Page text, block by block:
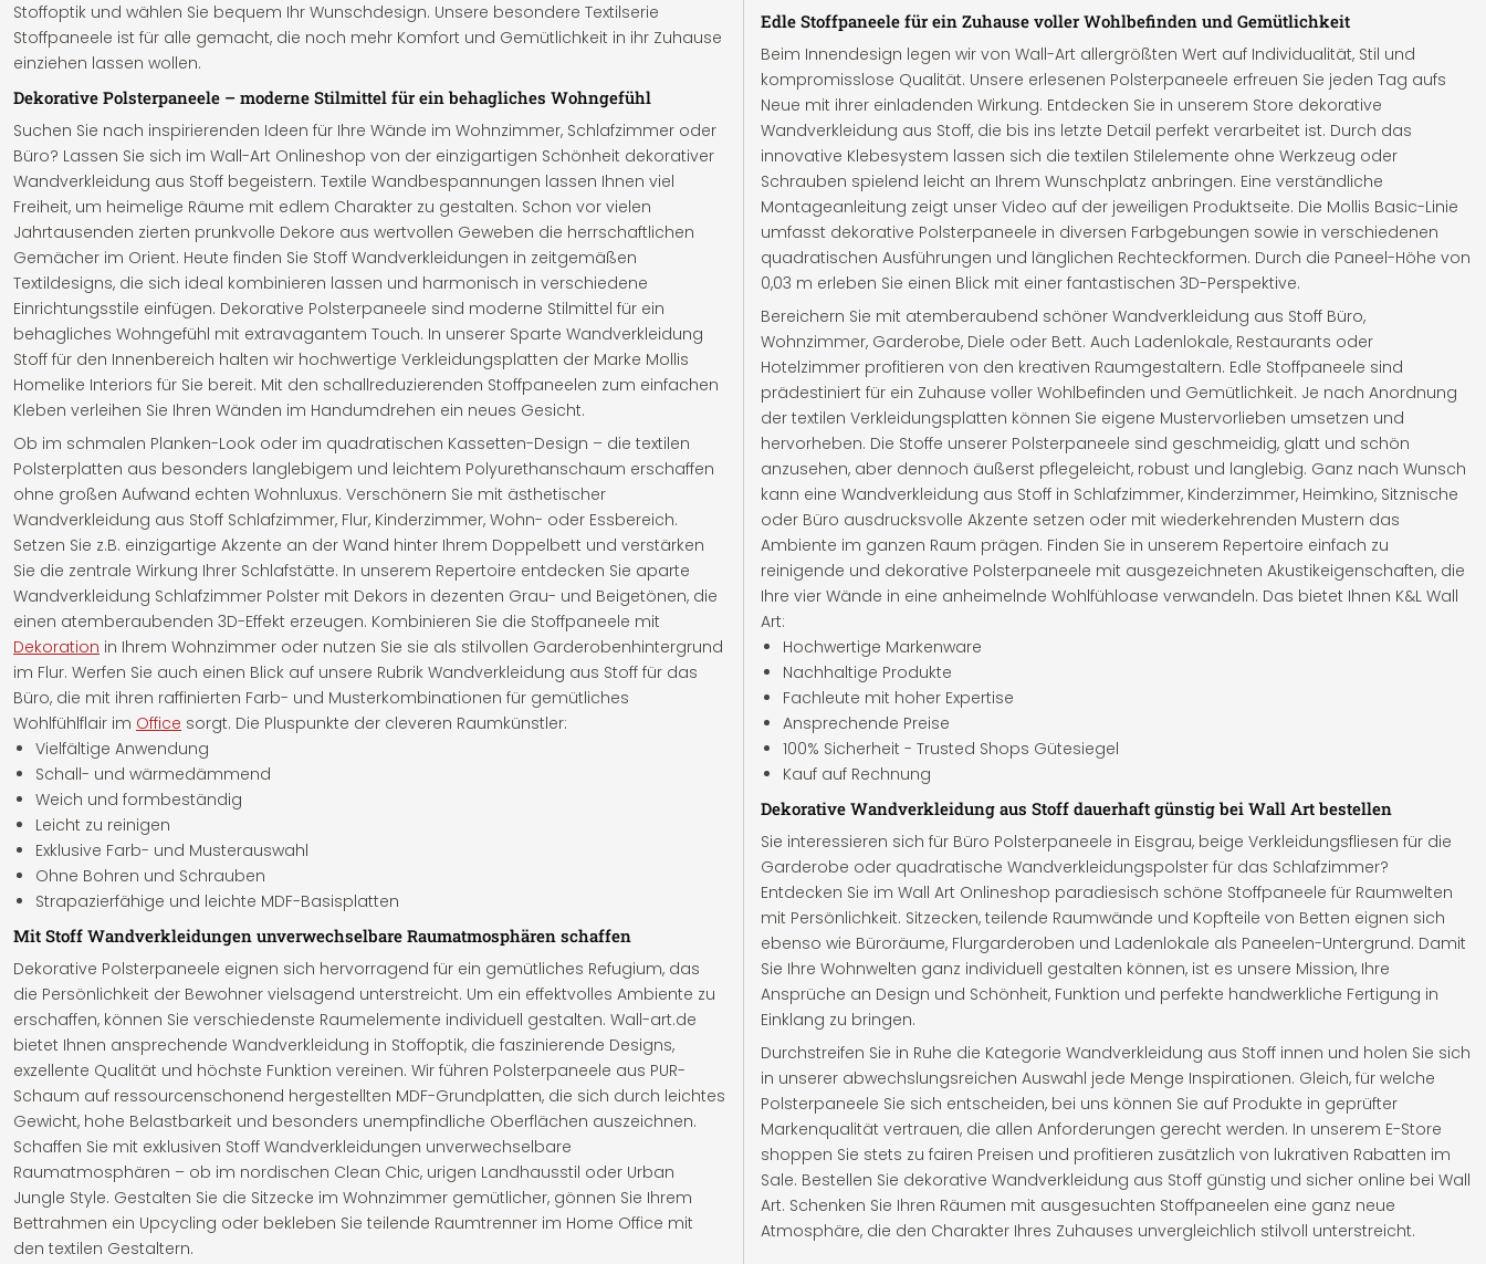
Stoffoptik und wählen Sie bequem Ihr Wunschdesign. Unsere besondere Textilserie
Stoffpaneele ist für alle gemacht, die noch mehr Komfort und Gemütlichkeit in ihr Zuhause
einziehen lassen wollen.
Dekorative Polsterpaneele – moderne Stilmittel für ein behagliches Wohngefühl
Suchen Sie nach inspirierenden Ideen für Ihre Wände im Wohnzimmer, Schlafzimmer oder
Büro? Lassen Sie sich im Wall-Art Onlineshop von der einzigartigen Schönheit dekorativer
Wandverkleidung aus Stoff begeistern. Textile Wandbespannungen lassen Ihnen viel
Freiheit, um heimelige Räume mit edlem Charakter zu gestalten. Schon vor vielen
Jahrtausenden zierten prunkvolle Dekore aus wertvollen Geweben die herrschaftlichen
Gemächer im Orient. Heute finden Sie Stoff Wandverkleidungen in zeitgemäßen
Textildesigns, die sich ideal kombinieren lassen und harmonisch in verschiedene
Einrichtungsstile einfügen. Dekorative Polsterpaneele sind moderne Stilmittel für ein
behagliches Wohngefühl mit extravagantem Touch. In unserer Sparte Wandverkleidung
Stoff für den Innenbereich halten wir hochwertige Verkleidungsplatten der Marke Mollis
Homelike Interiors für Sie bereit. Mit den schallreduzierenden Stoffpaneelen zum einfachen
Kleben verleihen Sie Ihren Wänden im Handumdrehen ein neues Gesicht.
Ob im schmalen Planken-Look oder im quadratischen Kassetten-Design – die textilen
Polsterplatten aus besonders langlebigem und leichtem Polyurethanschaum erschaffen
ohne großen Aufwand echten Wohnluxus. Verschönern Sie mit ästhetischer
Wandverkleidung aus Stoff Schlafzimmer, Flur, Kinderzimmer, Wohn- oder Essbereich.
Setzen Sie z.B. einzigartige Akzente an der Wand hinter Ihrem Doppelbett und verstärken
Sie die zentrale Wirkung Ihrer Schlafstätte. In unserem Repertoire entdecken Sie aparte
Wandverkleidung Schlafzimmer Polster mit Dekors in dezenten Grau- und Beigetönen, die
einen atemberaubenden 3D-Effekt erzeugen. Kombinieren Sie die Stoffpaneele mit
Dekoration in Ihrem Wohnzimmer oder nutzen Sie sie als stilvollen Garderobenhintergrund
im Flur. Werfen Sie auch einen Blick auf unsere Rubrik Wandverkleidung aus Stoff für das
Büro, die mit ihren raffinierten Farb- und Musterkombinationen für gemütliches
Wohlfühlflair im Office sorgt. Die Pluspunkte der cleveren Raumkünstler:
Vielfältige Anwendung
Schall- und wärmedämmend
Weich und formbeständig
Leicht zu reinigen
Exklusive Farb- und Musterauswahl
Ohne Bohren und Schrauben
Strapazierfähige und leichte MDF-Basisplatten
Mit Stoff Wandverkleidungen unverwechselbare Raumatmosphären schaffen
Dekorative Polsterpaneele eignen sich hervorragend für ein gemütliches Refugium, das
die Persönlichkeit der Bewohner vielsagend unterstreicht. Um ein effektvolles Ambiente zu
erschaffen, können Sie verschiedenste Raumelemente individuell gestalten. Wall-art.de
bietet Ihnen ansprechende Wandverkleidung in Stoffoptik, die faszinierende Designs,
exzellente Qualität und höchste Funktion vereinen. Wir führen Polsterpaneele aus PUR-
Schaum auf ressourcenschonend hergestellten MDF-Grundplatten, die sich durch leichtes
Gewicht, hohe Belastbarkeit und besonders unempfindliche Oberflächen auszeichnen.
Schaffen Sie mit exklusiven Stoff Wandverkleidungen unverwechselbare
Raumatmosphären – ob im nordischen Clean Chic, urigen Landhausstil oder Urban
Jungle Style. Gestalten Sie die Sitzecke im Wohnzimmer gemütlicher, gönnen Sie Ihrem
Bettrahmen ein Upcycling oder bekleben Sie teilende Raumtrenner im Home Office mit
den textilen Gestaltern.
Edle Stoffpaneele für ein Zuhause voller Wohlbefinden und Gemütlichkeit
Beim Innendesign legen wir von Wall-Art allergrößten Wert auf Individualität, Stil und
kompromisslose Qualität. Unsere erlesenen Polsterpaneele erfreuen Sie jeden Tag aufs
Neue mit ihrer einladenden Wirkung. Entdecken Sie in unserem Store dekorative
Wandverkleidung aus Stoff, die bis ins letzte Detail perfekt verarbeitet ist. Durch das
innovative Klebesystem lassen sich die textilen Stilelemente ohne Werkzeug oder
Schrauben spielend leicht an Ihrem Wunschplatz anbringen. Eine verständliche
Montageanleitung zeigt unser Video auf der jeweiligen Produktseite. Die Mollis Basic-Linie
umfasst dekorative Polsterpaneele in diversen Farbgebungen sowie in verschiedenen
quadratischen Ausführungen und länglichen Rechteckformen. Durch die Paneel-Höhe von
0,03 m erleben Sie einen Blick mit einer fantastischen 3D-Perspektive.
Bereichern Sie mit atemberaubend schöner Wandverkleidung aus Stoff Büro,
Wohnzimmer, Garderobe, Diele oder Bett. Auch Ladenlokale, Restaurants oder
Hotelzimmer profitieren von den kreativen Raumgestaltern. Edle Stoffpaneele sind
prädestiniert für ein Zuhause voller Wohlbefinden und Gemütlichkeit. Je nach Anordnung
der textilen Verkleidungsplatten können Sie eigene Mustervorlieben umsetzen und
hervorheben. Die Stoffe unserer Polsterpaneele sind geschmeidig, glatt und schön
anzusehen, aber dennoch äußerst pflegeleicht, robust und langlebig. Ganz nach Wunsch
kann eine Wandverkleidung aus Stoff in Schlafzimmer, Kinderzimmer, Heimkino, Sitznische
oder Büro ausdrucksvolle Akzente setzen oder mit wiederkehrenden Mustern das
Ambiente im ganzen Raum prägen. Finden Sie in unserem Repertoire einfach zu
reinigende und dekorative Polsterpaneele mit ausgezeichneten Akustikeigenschaften, die
Ihre vier Wände in eine anheimelnde Wohlfühloase verwandeln. Das bietet Ihnen K&L Wall
Art:
Hochwertige Markenware
Nachhaltige Produkte
Fachleute mit hoher Expertise
Ansprechende Preise
100% Sicherheit - Trusted Shops Gütesiegel
Kauf auf Rechnung
Dekorative Wandverkleidung aus Stoff dauerhaft günstig bei Wall Art bestellen
Sie interessieren sich für Büro Polsterpaneele in Eisgrau, beige Verkleidungsfliesen für die
Garderobe oder quadratische Wandverkleidungspolster für das Schlafzimmer?
Entdecken Sie im Wall Art Onlineshop paradiesisch schöne Stoffpaneele für Raumwelten
mit Persönlichkeit. Sitzecken, teilende Raumwände und Kopfteile von Betten eignen sich
ebenso wie Büroräume, Flurgarderoben und Ladenlokale als Paneelen-Untergrund. Damit
Sie Ihre Wohnwelten ganz individuell gestalten können, ist es unsere Mission, Ihre
Ansprüche an Design und Schönheit, Funktion und perfekte handwerkliche Fertigung in
Einklang zu bringen.
Durchstreifen Sie in Ruhe die Kategorie Wandverkleidung aus Stoff innen und holen Sie sich
in unserer abwechslungsreichen Auswahl jede Menge Inspirationen. Gleich, für welche
Polsterpaneele Sie sich entscheiden, bei uns können Sie auf Produkte in geprüfter
Markenqualität vertrauen, die allen Anforderungen gerecht werden. In unserem E-Store
shoppen Sie stets zu fairen Preisen und profitieren zusätzlich von lukrativen Rabatten im
Sale. Bestellen Sie dekorative Wandverkleidung aus Stoff günstig und sicher online bei Wall
Art. Schenken Sie Ihren Räumen mit ausgesuchten Stoffpaneelen eine ganz neue
Atmosphäre, die den Charakter Ihres Zuhauses unvergleichlich stilvoll unterstreicht.